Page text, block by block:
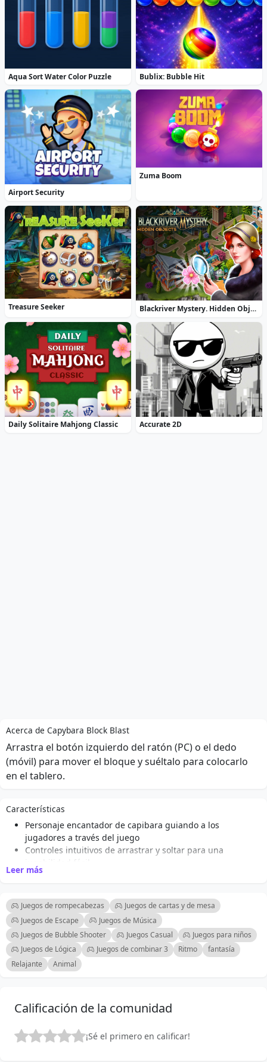
Aqua Sort Water Color Puzzle Bublix: Bubble Hit
Airport Security
Zuma Boom
Treasure Seeker Blackriver Mystery. Hidden Objects
Daily Solitaire Mahjong Classic Accurate 2D
Acerca de Capybara Block Blast
Arrastra el botón izquierdo del ratón (PC) o el dedo
(móvil) para mover el bloque y suéltalo para colocarlo
en el tablero.
Características
Personaje encantador de capibara guiando a los
jugadores a través del juego
Controles intuitivos de arrastrar y soltar para una
jugabilidad fácil
Formas de bloques vibrantes y coloridas para combinar y
Música de fondo relajante y efectos de sonido suaves
Múltiples niveles con dificultad creciente para desafiar a
los jugadores
Animaciones adorables que mejoran la experiencia de
juego
Opción de competir por puntuaciones altas y seguir el
Leer más
Juegos de rompecabezas
Juegos de cartas y de mesa
Juegos de Escape
Juegos de Música
Juegos de Bubble Shooter
Juegos Casual
Juegos para niños
Juegos de Lógica
Juegos de combinar 3 Ritmo
fantasía
Relajante
Animal
Calificación de la comunidad
¡Sé el primero en calificar!